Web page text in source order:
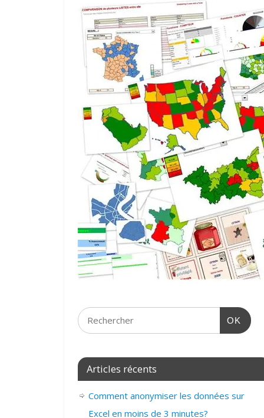
OK
Articles récents
Comment anonymiser les données sur
Excel en moins de 3 minutes?